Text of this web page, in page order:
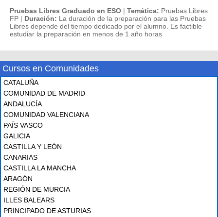
Pruebas Libres Graduado en ESO | Temática: Pruebas Libres
FP | Duración: La duración de la preparación para las Pruebas
Libres depende del tiempo dedicado por el alumno. Es factible
estudiar la preparación en menos de 1 año horas
Cursos en Comunidades
CATALUÑA
COMUNIDAD DE MADRID
ANDALUCÍA
COMUNIDAD VALENCIANA
PAÍS VASCO
GALICIA
CASTILLA Y LEÓN
CANARIAS
CASTILLA LA MANCHA
ARAGÓN
REGIÓN DE MURCIA
ILLES BALEARS
PRINCIPADO DE ASTURIAS